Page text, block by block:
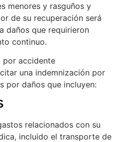
menores y rasguños y
de su recuperación será
daños que requirieron
continuo.
por accidente
una indemnización por
por daños que incluyen:
relacionados con su
incluido el transporte de